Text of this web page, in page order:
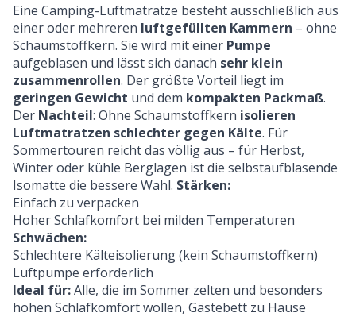
Eine Camping-Luftmatratze besteht ausschließlich aus
einer oder mehreren luftgefüllten Kammern – ohne
Schaumstoffkern. Sie wird mit einer Pumpe
aufgeblasen und lässt sich danach sehr klein
zusammenrollen. Der größte Vorteil liegt im
geringen Gewicht und dem kompakten Packmaß.
Der Nachteil: Ohne Schaumstoffkern isolieren
Luftmatratzen schlechter gegen Kälte. Für
Sommertouren reicht das völlig aus – für Herbst,
Winter oder kühle Berglagen ist die selbstaufblasende
Isomatte die bessere Wahl. Stärken:
Einfach zu verpacken
Hoher Schlafkomfort bei milden Temperaturen
Schwächen:
Schlechtere Kälteisolierung (kein Schaumstoffkern)
Luftpumpe erforderlich
Ideal für:Alle, die im Sommer zelten und besonders
hohen Schlafkomfort wollen, Gästebett zu Hause